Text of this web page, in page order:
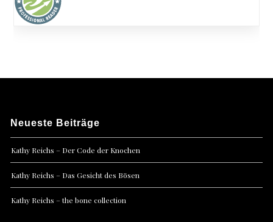
Neueste Beiträge
Kathy Reichs – Der Code der Knochen
Kathy Reichs – Das Gesicht des Bösen
Kathy Reichs – the bone collection